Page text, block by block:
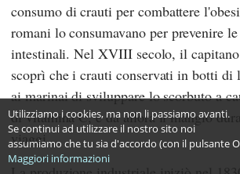
consumo di crauti per combattere
romani lo consumavano per prevenire
intestinali. Nel XVIII secolo, il capitano
scoprì che i crauti conservati in botti di
ai marinai di sviluppare lo scorbuto a
di vitamina C, e da allora li mangiò
viaggi.
Utilizziamo i cookies, ma non li passiamo avanti.
Se continui ad utilizzare il nostro sito noi
assumiamo che tu sia d'accordo (con il pulsante
Maggiori informazioni